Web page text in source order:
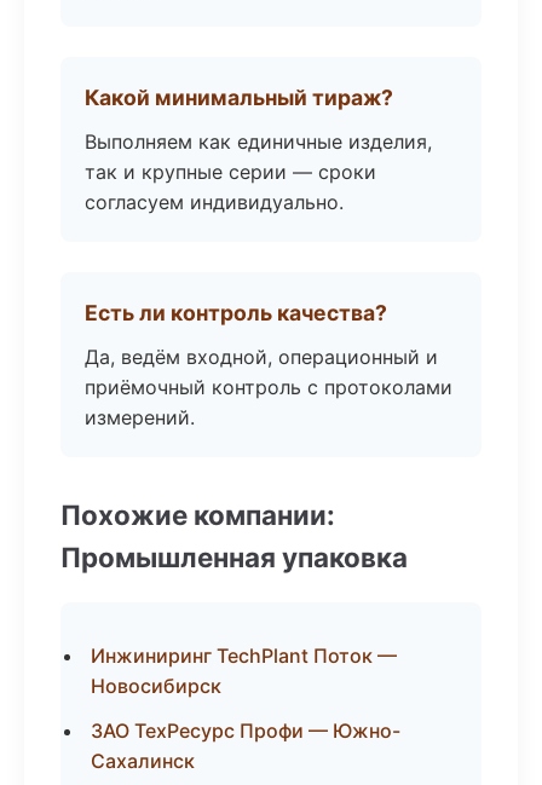
Какой минимальный тираж?
Выполняем как единичные изделия,
так и крупные серии — сроки
согласуем индивидуально.
Есть ли контроль качества?
Да, ведём входной, операционный и
приёмочный контроль с протоколами
измерений.
Похожие компании:
Промышленная упаковка
Инжиниринг TechPlant Поток —
Новосибирск
ЗАО ТехРесурс Профи — Южно-
Сахалинск